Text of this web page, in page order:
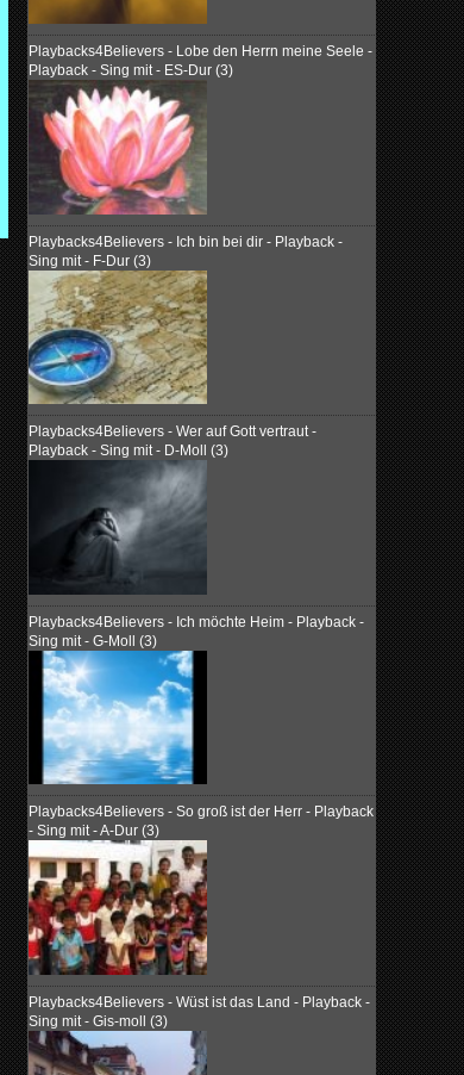
Playbacks4Believers - Lobe den Herrn meine Seele -
Playback - Sing mit - ES-Dur (3)
Playbacks4Believers - Ich bin bei dir - Playback -
Sing mit - F-Dur (3)
Playbacks4Believers - Wer auf Gott vertraut -
Playback - Sing mit - D-Moll (3)
Playbacks4Believers - Ich möchte Heim - Playback -
Sing mit - G-Moll (3)
Playbacks4Believers - So groß ist der Herr - Playback
- Sing mit - A-Dur (3)
Playbacks4Believers - Wüst ist das Land - Playback -
Sing mit - Gis-moll (3)